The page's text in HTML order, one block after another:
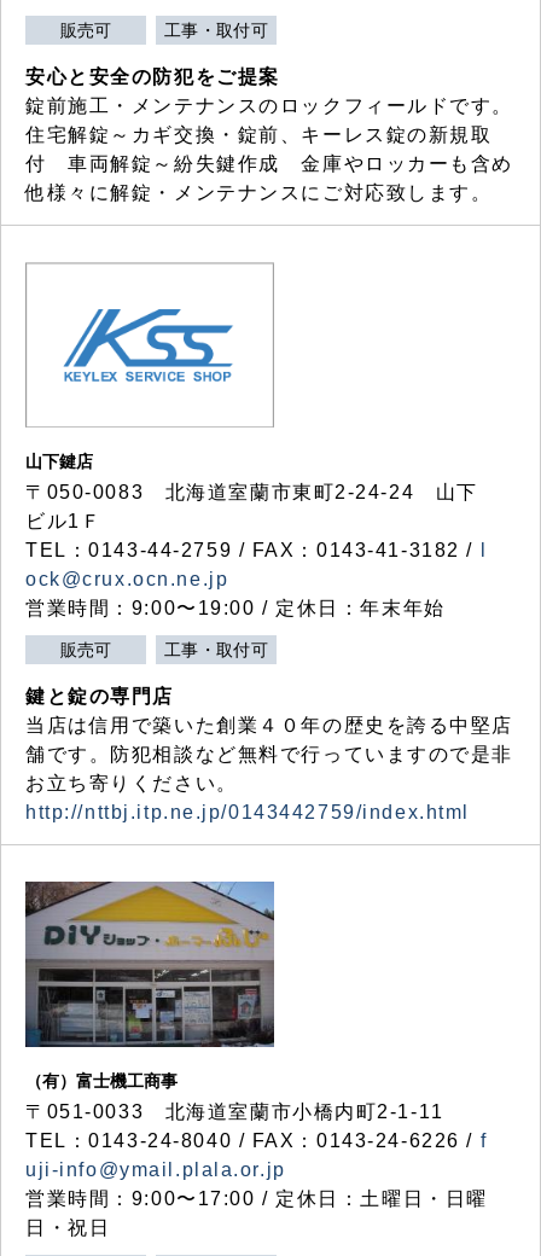
販売可 工事・取付可
安心と安全の防犯をご提案
錠前施工・メンテナンスのロックフィールドです。
住宅解錠～カギ交換・錠前、キーレス錠の新規取
付 車両解錠～紛失鍵作成 金庫やロッカーも含め
他様々に解錠・メンテナンスにご対応致します。
山下鍵店
〒050-0083 北海道室蘭市東町2-24-24 山下
ビル1Ｆ
TEL：0143-44-2759 / FAX：0143-41-3182 /
ock@crux.ocn.ne.jp
営業時間：9:00〜19:00 / 定休日：年末年始
販売可 工事・取付可
鍵と錠の専門店
当店は信用で築いた創業４０年の歴史を誇る中堅店
舗です。防犯相談など無料で行っていますので是非
お立ち寄りください。
http://nttbj.itp.ne.jp/0143442759/index.html
（有）富士機工商事
〒051-0033 北海道室蘭市小橋内町2-1-11
TEL：0143-24-8040 / FAX：0143-24-6226 / f
uji-info@ymail.plala.or.jp
営業時間：9:00〜17:00 / 定休日：土曜日・日曜
日・祝日